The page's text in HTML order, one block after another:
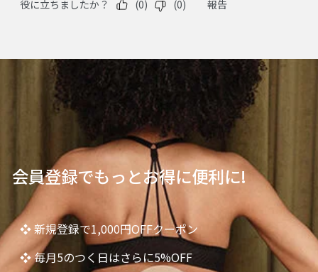
会員登録でもっとお得に便利に!
❖ 新規登録で1,000円OFFクーポン
❖ 毎月5のつく日はさらに5%OFF